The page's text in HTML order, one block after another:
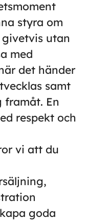
styra om
utan
med
det händer
samt
En
respekt och
vi att du
goda